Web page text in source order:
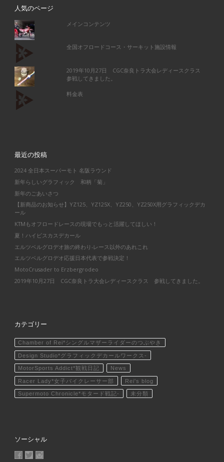
人気のページ
メインコンテンツ
全国オフロードコース・サーキット施設情報
2019年10月27日 CGC奈良トラ大会レディースクラス
参戦してきました。
料金表
最近の投稿
2024 全日本スーパーモト 名阪ラウンド
新年らしいグラフィック 和柄「菊」
新年のごあいさつ
【新商品のお知らせ】YZ125、YZ125X、YZ250、YZ250X用グラフィックデカ
ール
KTMもオフロードレースの現場でもっと活躍してほしい！
夏！ハイビスカスデカール
エルツベルグロデオ旅の終わり-レース以外のあれこれ
エルツベルグロデオ応援日本代表で参戦決定！
MotoCrusader to Erzbergrodeo
2019年10月27日 CGC奈良トラ大会レディースクラス 参戦してきました。
カテゴリー
Chamber of Rei*シングルマザーライダーのつぶやき
Design Studio*グラフィックデカールワークス-
MotorSports Addict*観戦日記 News
Racer Lady*女子バイクレーサー部 Rei's blog
Supermoto Chronicle*モタード戦記- 未分類
ソーシャル
MotoCrusader さんのプロフィールを Facebook で表示
@MotoCrusader さんのプロフィールを Twitter で表示